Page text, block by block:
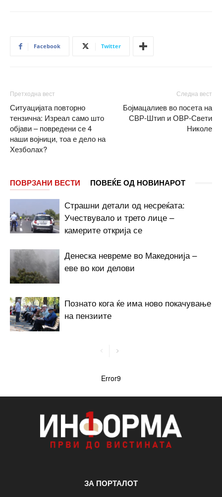
Facebook Twitter
Претходна вест
Ситуацијата повторно
тензична: Изреал само што
објави – повредени се 4
наши војници, тоа е дело на
Хезболах?
Следна вест
Бојмацалиев во посета на
СВР-Штип и ОВР-Свети
Николе
ПОВРЗАНИ ВЕСТИ ПОВЕЌЕ ОД НОВИНАРОТ
Страшни детали од несреќата:
Учествувало и трето лице –
камерите открија се
Денеска невреме во Македонија –
еве во кои делови
Познато кога ќе има ново покачување
на пензиите
Error9
ЗА ПОРТАЛОТ